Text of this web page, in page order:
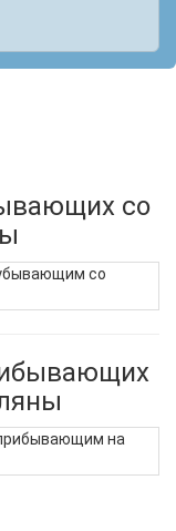
со
со
на